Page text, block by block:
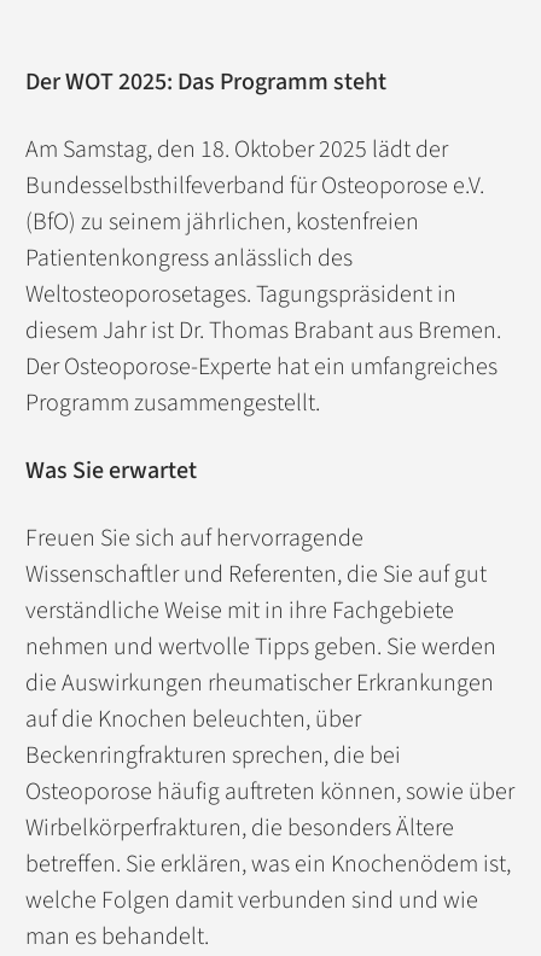
Der WOT 2025: Das Programm steht
Am Samstag, den 18. Oktober 2025 lädt der
Bundesselbsthilfeverband für Osteoporose e.V.
(BfO) zu seinem jährlichen, kostenfreien
Patientenkongress anlässlich des
Weltosteoporosetages. Tagungspräsident in
diesem Jahr ist Dr. Thomas Brabant aus Bremen.
Der Osteoporose-Experte hat ein umfangreiches
Programm zusammengestellt.
Was Sie erwartet
Freuen Sie sich auf hervorragende
Wissenschaftler und Referenten, die Sie auf gut
verständliche Weise mit in ihre Fachgebiete
nehmen und wertvolle Tipps geben. Sie werden
die Auswirkungen rheumatischer Erkrankungen
auf die Knochen beleuchten, über
Beckenringfrakturen sprechen, die bei
Osteoporose häufig auftreten können, sowie über
Wirbelkörperfrakturen, die besonders Ältere
betreffen. Sie erklären, was ein Knochenödem ist,
welche Folgen damit verbunden sind und wie
man es behandelt.